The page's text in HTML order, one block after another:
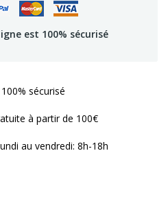
est 100% sécurisé
100% sécurisé
à partir de 100€
au vendredi: 8h-18h